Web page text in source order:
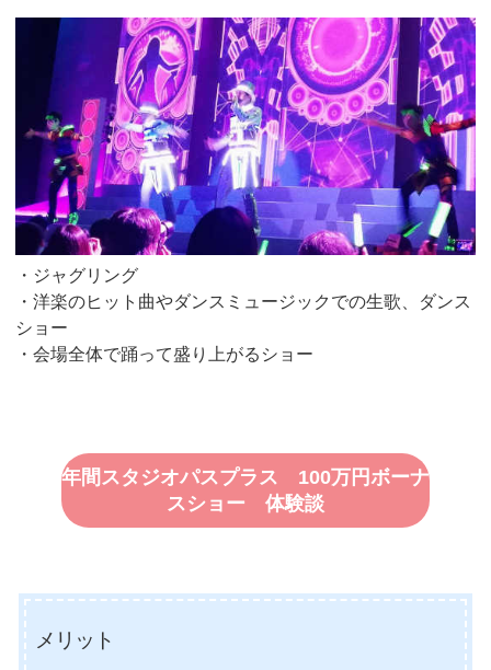
・ジャグリング
・洋楽のヒット曲やダンスミュージックでの生歌、ダンス
ショー
・会場全体で踊って盛り上がるショー
年間スタジオパスプラス 100万円ボーナ
スショー 体験談
メリット